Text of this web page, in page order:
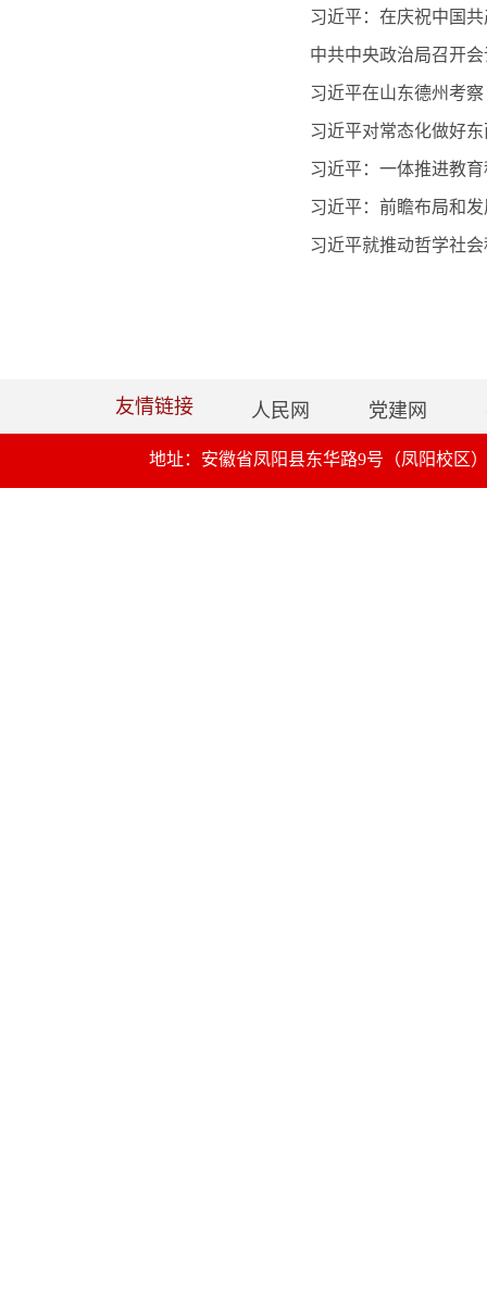
习近平：在庆祝中国
中共中央政治局召开
习近平在山东德州考察
习近平对常态化做好
习近平：一体推进教
习近平：前瞻布局和
习近平就推动哲学社
友情链接 人民网 党建网
地址：安徽省凤阳县东华路9号（凤阳校区